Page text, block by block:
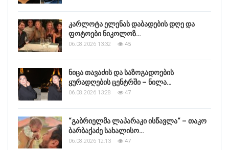
კარლოტა ელენას დაბადების დღე და
ფოტოები ნიკოლოზ…
06.08.2026 13:32 45
ნიცა თავაძის და საზოგადოების
ყურადღების ცენტრში – ნილა…
06.08.2026 13:28 47
“გაბრიელმა ლაპარაკი ისწავლა“ – თაკო
ბარბაქაძე სახალისო…
06.08.2026 12:13 47